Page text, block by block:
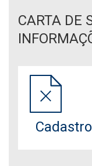
CARTA DE